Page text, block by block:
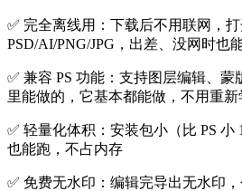
✅ 完全离线用：下载后不用联网，
PSD/AI/PNG/JPG，出差、没网时也
✅ 兼容 PS 功能：支持图层编辑、蒙
里能做的，它基本都能做，不用重新
✅ 轻量化体积：安装包小（比 PS 小
也能跑，不占内存
✅ 免费无水印：编辑完导出无水印